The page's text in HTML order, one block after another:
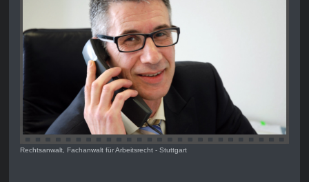
Rechtsanwalt, Fachanwalt für Arbeitsrecht - Stuttgart